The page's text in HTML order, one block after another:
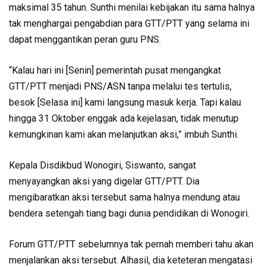
maksimal 35 tahun. Sunthi menilai kebijakan itu sama halnya
tak menghargai pengabdian para GTT/PTT yang selama ini
dapat menggantikan peran guru PNS.
“Kalau hari ini [Senin] pemerintah pusat mengangkat
GTT/PTT menjadi PNS/ASN tanpa melalui tes tertulis,
besok [Selasa ini] kami langsung masuk kerja. Tapi kalau
hingga 31 Oktober enggak ada kejelasan, tidak menutup
kemungkinan kami akan melanjutkan aksi,” imbuh Sunthi.
Kepala Disdikbud Wonogiri, Siswanto, sangat
menyayangkan aksi yang digelar GTT/PTT. Dia
mengibaratkan aksi tersebut sama halnya mendung atau
bendera setengah tiang bagi dunia pendidikan di Wonogiri.
Forum GTT/PTT sebelumnya tak pernah memberi tahu akan
menjalankan aksi tersebut. Alhasil, dia keteteran mengatasi